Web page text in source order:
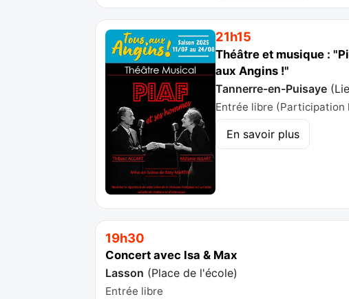
21h15
Théâtre et musique :
aux Angins !"
Tannerre-en-Puisaye (
Entrée libre (Participation
En savoir plus
19h30
Concert avec Isa & Max
Lasson (Place de l'école)
Entrée libre